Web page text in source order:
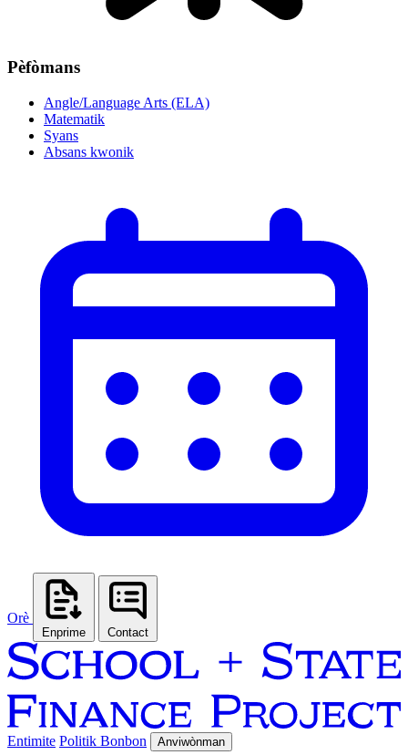
Pèfòmans
Angle/Language Arts (ELA)
Matematik
Syans
Absans kwonik
Orè
Enprime Contact
Entimite Politik Bonbon Anviwònman